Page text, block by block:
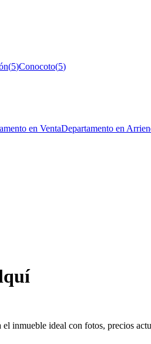
(5)Conocoto(5)
en VentaDepartamento en
inmueble ideal con fotos, precios